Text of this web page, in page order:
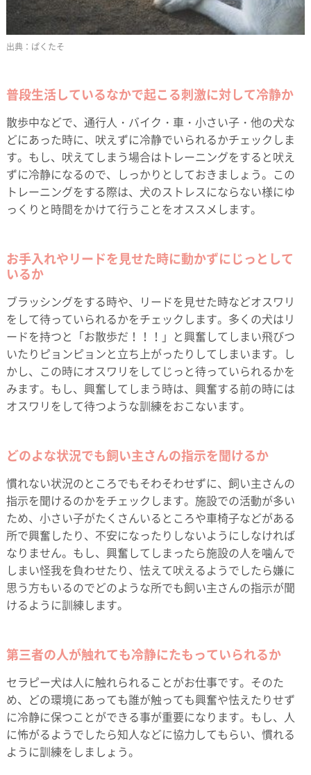
ぱくたそ
普段生活しているなかで起こる刺激に対して冷静か
散歩中などで、通行人・バイク・車・小さい子・他の犬な
どにあった時に、吠えずに冷静でいられるかチェックしま
す。もし、吠えてしまう場合はトレーニングをすると吠え
ずに冷静になるので、しっかりとしておきましょう。この
トレーニングをする際は、犬のストレスにならない様にゆ
っくりと時間をかけて行うことをオススメします。
お手入れやリードを見せた時に動かずにじっとして
いるか
ブラッシングをする時や、リードを見せた時などオスワリ
をして待っていられるかをチェックします。多くの犬はリ
ードを持つと「お散歩だ！！！」と興奮してしまい飛びつ
いたりピョンピョンと立ち上がったりしてしまいます。し
かし、この時にオスワリをしてじっと待っていられるかを
みます。もし、興奮してしまう時は、興奮する前の時には
オスワリをして待つような訓練をおこないます。
どのよな状況でも飼い主さんの指示を聞けるか
慣れない状況のところでもそわそわせずに、飼い主さんの
指示を聞けるのかをチェックします。施設での活動が多い
ため、小さい子がたくさんいるところや車椅子などがある
所で興奮したり、不安になったりしないようにしなければ
なりません。もし、興奮してしまったら施設の人を噛んで
しまい怪我を負わせたり、怯えて吠えるようでしたら嫌に
思う方もいるのでどのような所でも飼い主さんの指示が聞
けるように訓練します。
第三者の人が触れても冷静にたもっていられるか
セラピー犬は人に触れられることがお仕事です。そのた
め、どの環境にあっても誰が触っても興奮や怯えたりせず
に冷静に保つことができる事が重要になります。もし、人
に怖がるようでしたら知人などに協力してもらい、慣れる
ように訓練をしましょう。